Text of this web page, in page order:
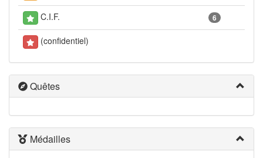
C.I.F. 6
(confidentiel)
Quêtes
Médailles